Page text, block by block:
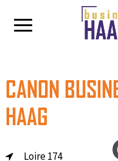
CANON
HAAG
Loire 174